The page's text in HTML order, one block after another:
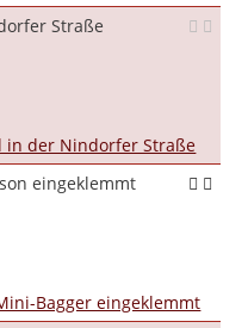
Straße
in der Nindorfer Straße
eingeklemmt
Bagger eingeklemmt